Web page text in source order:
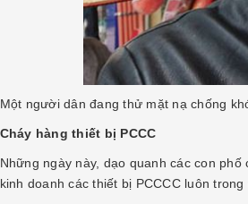
Một người dân đang thử mặt nạ chống
Cháy hàng thiết bị PCCC
Những ngày này, dạo quanh các con
kinh doanh các thiết bị PCCCC luôn